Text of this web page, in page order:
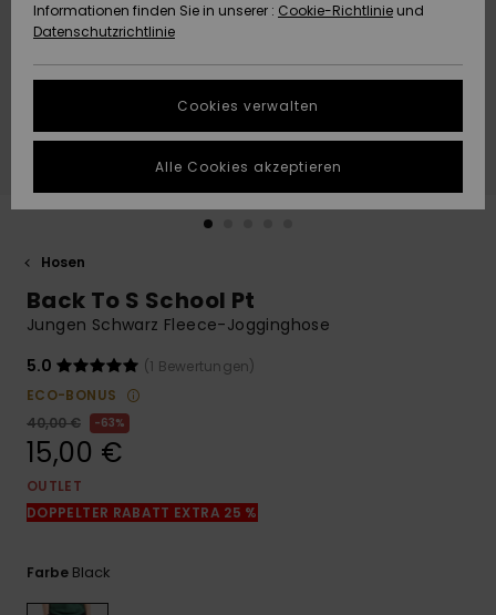
Highlights
Highlights
Starten Sie eine
um die
schnellste
Antwort auf Ihre
erhalten.
Finden Sie
Antworten auf
die häufigsten
Fragen sowie
NACHHALTIGKEIT
SHOPS
QUIKSILVER APP
WUNSCHLISTE
Hosen
Back To S School Pt
Jungen Schwarz Fleece-Jogginghose
5.0
(1 Bewertungen)
ECO-BONUS
40,00 €
63%
15,00 €
OUTLET
DOPPELTER RABATT EXTRA 25 %
Farbe Black
Informationen finden Sie in unserer : Cookie-Richtlinie und
Datenschutzrichtlinie
Cookies verwalten
Alle Cookies akzeptieren